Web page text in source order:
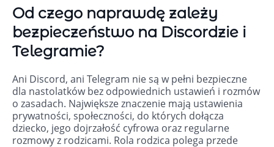
Od czego naprawdę zależy
bezpieczeństwo na Discordzie i
Telegramie?
Ani Discord, ani Telegram nie są w pełni bezpieczne
dla nastolatków bez odpowiednich ustawień i rozmów
o zasadach. Największe znaczenie mają ustawienia
prywatności, społeczności, do których dołącza
dziecko, jego dojrzałość cyfrowa oraz regularne
rozmowy z rodzicami. Rola rodzica polega przede